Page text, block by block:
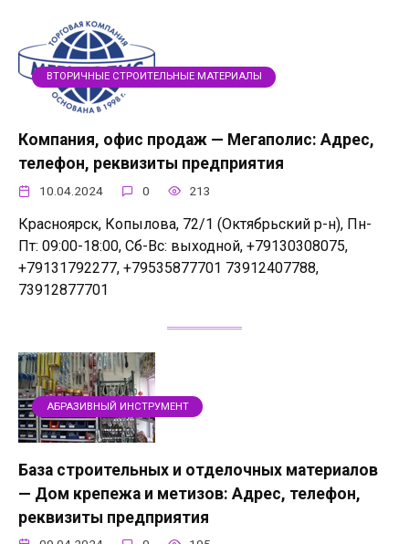
ВТОРИЧНЫЕ СТРОИТЕЛЬНЫЕ МАТЕРИАЛЫ
Компания, офис продаж — Мегаполис: Адрес,
телефон, реквизиты предприятия
10.04.2024 0 213
Красноярск, Копылова, 72/1 (Октябрьский р-н), Пн-
Пт: 09:00-18:00, Сб-Вс: выходной, +79130308075,
+79131792277, +79535877701 73912407788,
73912877701
АБРАЗИВНЫЙ ИНСТРУМЕНТ
База строительных и отделочных материалов
— Дом крепежа и метизов: Адрес, телефон,
реквизиты предприятия